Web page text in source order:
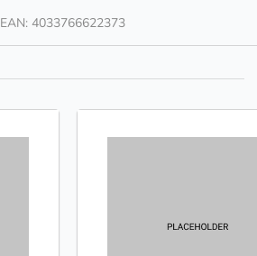
EAN: 4033766622373